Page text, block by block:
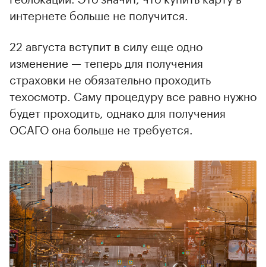
интернете больше не получится.
22 августа вступит в силу еще одно
изменение — теперь для получения
страховки не обязательно проходить
техосмотр. Саму процедуру все равно нужно
будет проходить, однако для получения
ОСАГО она больше не требуется.